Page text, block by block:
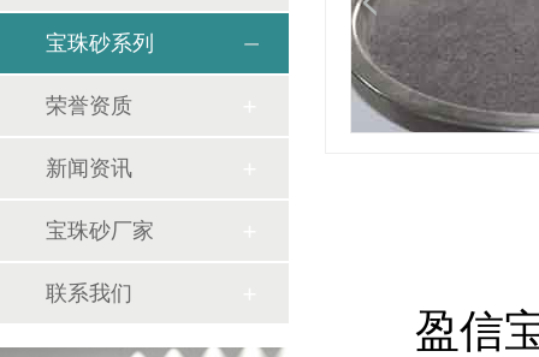
宝珠砂系列
荣誉资质
新闻资讯
宝珠砂厂家
联系我们
盈信宝